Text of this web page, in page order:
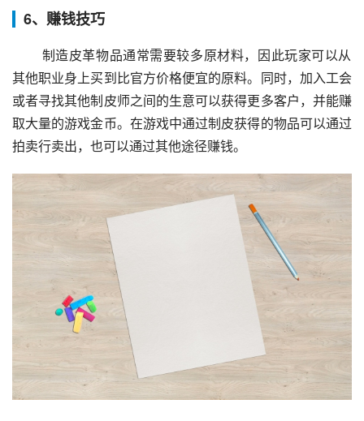
6、赚钱技巧
其他职业身上买到比官方价格便宜的原料。同时，加入工会
或者寻找其他制皮师之间的生意可以获得更多客户，并能赚
取大量的游戏金币。在游戏中通过制皮获得的物品可以通过
拍卖行卖出，也可以通过其他途径赚钱。